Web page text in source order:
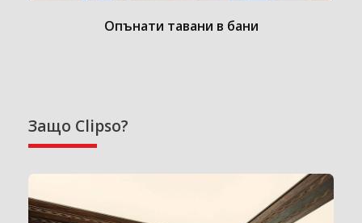
Опънати тавани в бани
Защо Clipso?